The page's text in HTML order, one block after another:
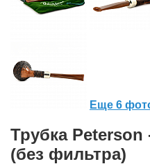
Еще 6
Трубка Peterson
(без фильтра)